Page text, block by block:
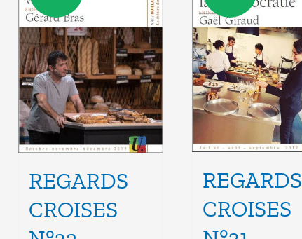
REGARDS
CROISES
REGARDS
CROISES